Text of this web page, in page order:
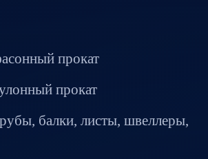
прокат
прокат
балки, листы, швеллеры,